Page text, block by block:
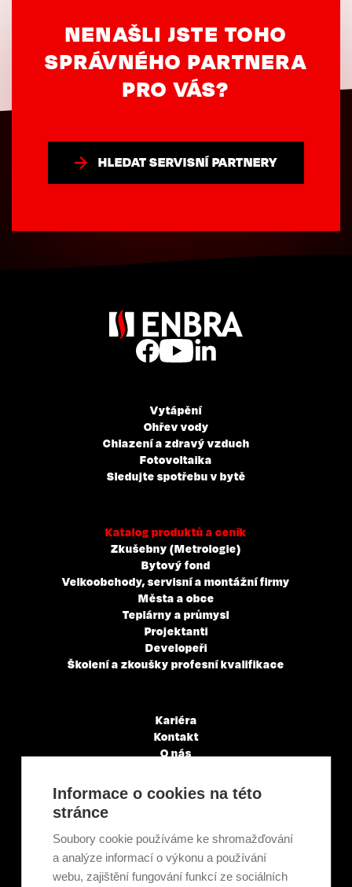
NENAŠLI JSTE TOHO
SPRÁVNÉHO PARTNERA
PRO VÁS?
HLEDAT SERVISNÍ PARTNERY
Vytápění
Ohřev vody
Chlazení a zdravý vzduch
Fotovoltaika
Sledujte spotřebu v bytě
Katalog produktů a ceník
Zkušebny (Metrologie)
Bytový fond
Velkoobchody, servisní a montážní firmy
Města a obce
Teplárny a průmysl
Projektanti
Developeři
Školení a zkoušky profesní kvalifikace
Kariéra
Kontakt
O nás
Články a novinky
GDPR & Cookies
Ekologická recyklace
Projekty EU
Intranet - Přihlášení
Informace o cookies na této
stránce
Soubory cookie používáme ke shromažďování
a analýze informací o výkonu a používání
webu, zajištění fungování funkcí ze sociálních